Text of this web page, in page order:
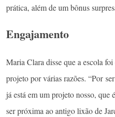
prática, além de um bônus
Engajamento
Maria Clara disse que a escola
projeto por várias razões. “Por
já está em um projeto nosso,
ser próxima ao antigo lixão de